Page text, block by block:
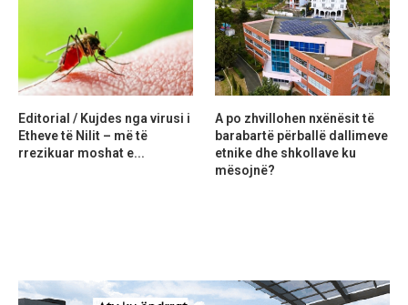
Editorial / Kujdes nga virusi i
Etheve të Nilit – më të
rrezikuar moshat e...
A po zhvillohen nxënësit të
barabartë përballë dallimeve
etnike dhe shkollave ku
mësojnë?